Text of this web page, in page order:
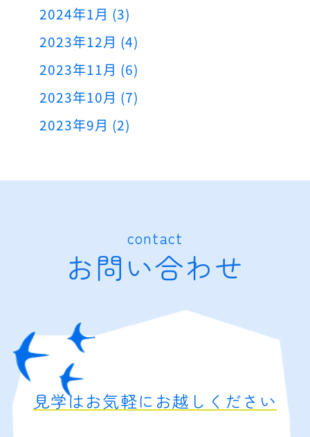
2024年1月 (3)
2023年12月 (4)
2023年11月 (6)
2023年10月 (7)
2023年9月 (2)
contact
お問い合わせ
見学はお気軽にお越しください